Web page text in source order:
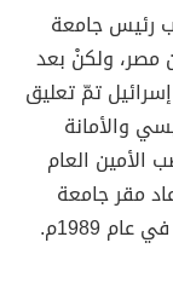
رئيس جامعة
مصر، ولكنْ بعد
تمّ تعليق
والأمانة
الأمين العام
مقر جامعة
1989م.